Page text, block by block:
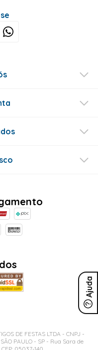
Ajuda
DE FESTAS LTDA - CNPJ -
PAULO - SP - Rua Sara de
05037-140